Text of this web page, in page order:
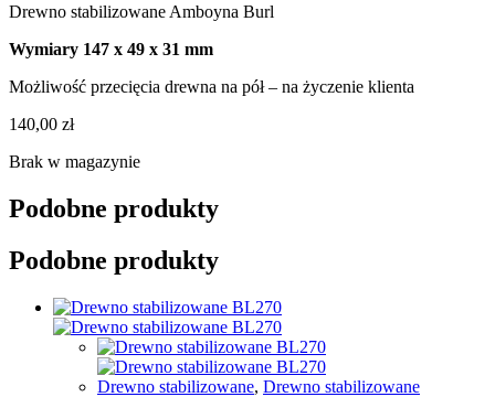
Drewno stabilizowane Amboyna Burl
Wymiary 147 x 49 x 31 mm
Możliwość przecięcia drewna na pół – na życzenie klienta
140,00 zł
Brak w magazynie
Podobne produkty
Podobne produkty
Drewno stabilizowane, Drewno stabilizowane